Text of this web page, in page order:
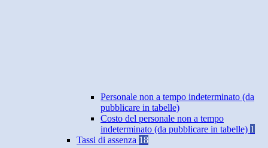
Personale non a tempo indeterminato (da
pubblicare in tabelle)
Costo del personale non a tempo
indeterminato (da pubblicare in tabelle) 1
Tassi di assenza 18